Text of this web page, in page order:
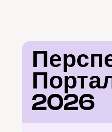
2026